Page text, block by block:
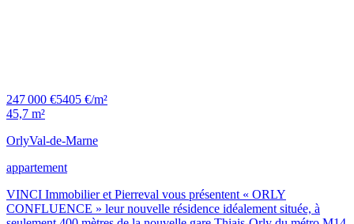
247 000 €5405 €/m²
45,7 m²
OrlyVal-de-Marne
appartement
VINCI Immobilier et Pierreval vous présentent « ORLY
CONFLUENCE » leur nouvelle résidence idéalement située, à